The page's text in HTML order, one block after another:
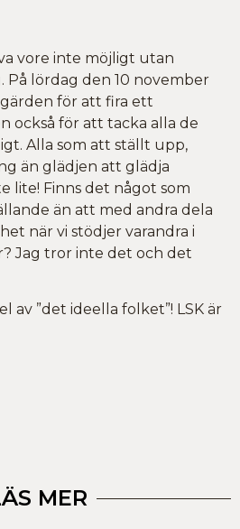
vore inte möjligt utan
På lördag den 10 november
för att fira ett
också för att tacka alla de
Alla som att ställt upp,
än glädjen att glädja
lite! Finns det något som
än att med andra dela
när vi stödjer varandra i
Jag tror inte det och det
av ”det ideella folket”! LSK är
MER